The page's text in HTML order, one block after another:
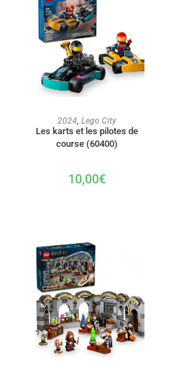
AJOUTER AU PANIER
2024, Lego City
Les karts et les pilotes de
course (60400)
10,00€